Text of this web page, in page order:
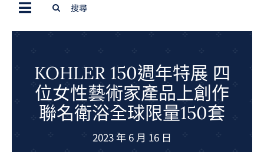
Toggle
Navigation
生活美學
室內設計
購屋指南
KOHLER 150週年特展 四
位女性藝術家產品上創作
聯名衛浴全球限量150套
2023 年 6 月 16 日